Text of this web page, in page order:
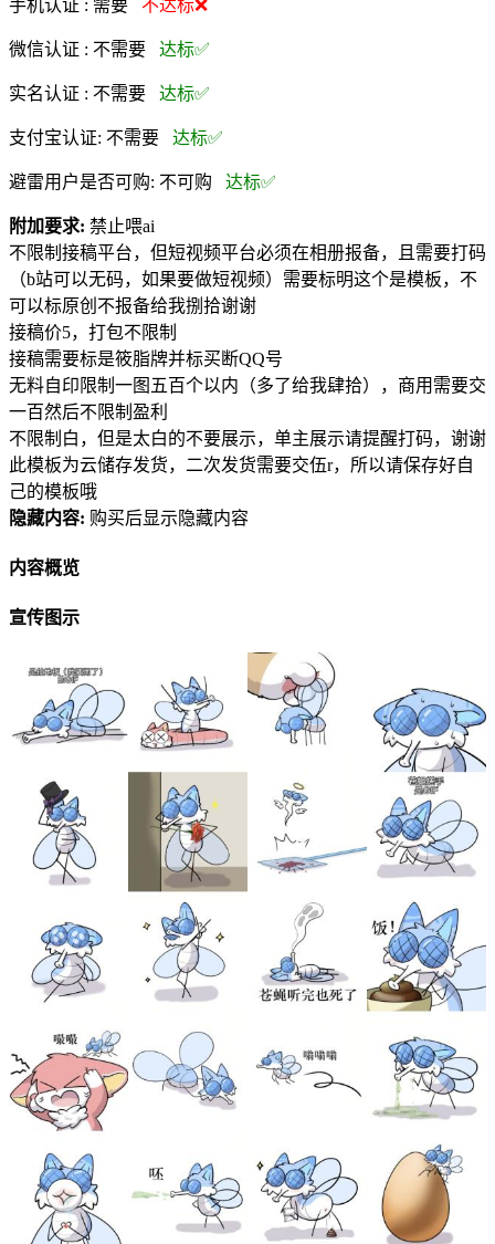
手机认证 : 需要 不达标❌
微信认证 : 不需要 达标✅
实名认证 : 不需要 达标✅
支付宝认证: 不需要 达标✅
避雷用户是否可购: 不可购 达标✅
附加要求: 禁止喂ai
不限制接稿平台，但短视频平台必须在相册报备，且需要打码
（b站可以无码，如果要做短视频）需要标明这个是模板，不
可以标原创不报备给我捌拾谢谢
接稿价5，打包不限制
接稿需要标是筱脂牌并标买断QQ号
无料自印限制一图五百个以内（多了给我肆拾），商用需要交
一百然后不限制盈利
不限制白，但是太白的不要展示，单主展示请提醒打码，谢谢
此模板为云储存发货，二次发货需要交伍r，所以请保存好自
己的模板哦
隐藏内容: 购买后显示隐藏内容
内容概览
宣传图示